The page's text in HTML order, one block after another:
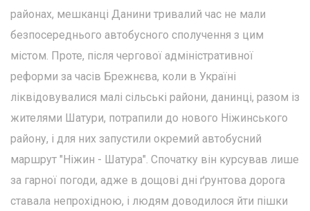
районах, мешканці Данини тривалий час не мали
безпосереднього автобусного сполучення з цим
містом. Проте, після чергової адміністративної
реформи за часів Брежнєва, коли в Україні
ліквідовувалися малі сільські райони, данинці, разом із
жителями Шатури, потрапили до нового Ніжинського
району, і для них запустили окремий автобусний
маршрут "Ніжин - Шатура". Спочатку він курсував лише
за гарної погоди, адже в дощові дні ґрунтова дорога
ставала непрохідною, і людям доводилося йти пішки